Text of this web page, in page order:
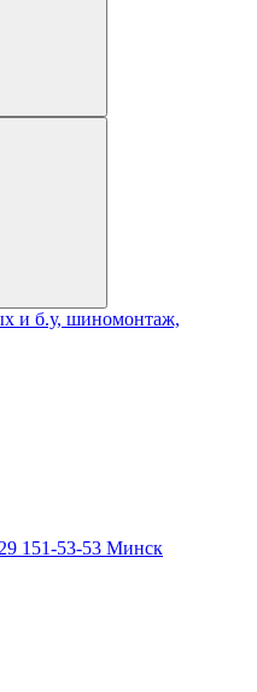
151-53-53 Минск